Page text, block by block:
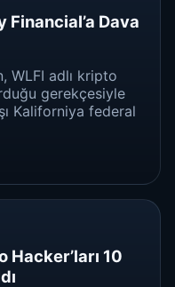
Dava
WLFI adlı kripto
gerekçesiyle
Kaliforniya federal
10